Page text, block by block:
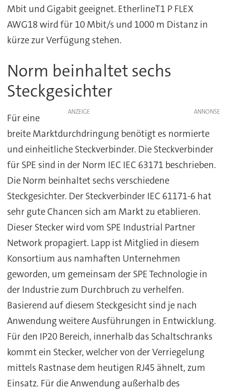
Mbit und Gigabit geeignet. EtherlineT1 P FLEX
AWG18 wird für 10 Mbit/s und 1000 m Distanz in
kürze zur Verfügung stehen.
Norm beinhaltet sechs
Steckgesichter
ANZEIGE
Für eine
breite Marktdurchdringung benötigt es normierte
und einheitliche Steckverbinder. Die Steckverbinder
für SPE sind in der Norm IEC IEC 63171 beschrieben.
Die Norm beinhaltet sechs verschiedene
Steckgesichter. Der Steckverbinder IEC 61171-6 hat
sehr gute Chancen sich am Markt zu etablieren.
Dieser Stecker wird vom SPE Industrial Partner
Network propagiert. Lapp ist Mitglied in diesem
Konsortium aus namhaften Unternehmen
geworden, um gemeinsam der SPE Technologie in
der Industrie zum Durchbruch zu verhelfen.
Basierend auf diesem Steckgesicht sind je nach
Anwendung weitere Ausführungen in Entwicklung.
Für den IP20 Bereich, innerhalb das Schaltschranks
kommt ein Stecker, welcher von der Verriegelung
mittels Rastnase dem heutigen RJ45 ähnelt, zum
Einsatz. Für die Anwendung außerhalb des